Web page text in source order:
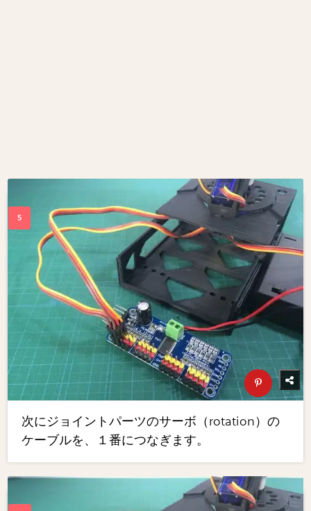
次にジョイントパーツのサーボ（rotation）の
ケーブルを、１番につなぎます。